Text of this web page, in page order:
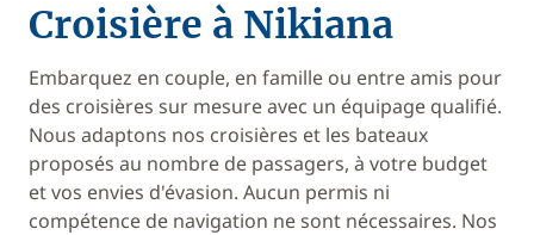
Croisière à Nikiana
Embarquez en couple, en famille ou entre amis pour
des croisières sur mesure avec un équipage qualifié.
Nous adaptons nos croisières et les bateaux
proposés au nombre de passagers, à votre budget
et vos envies d'évasion. Aucun permis ni
compétence de navigation ne sont nécessaires. Nos